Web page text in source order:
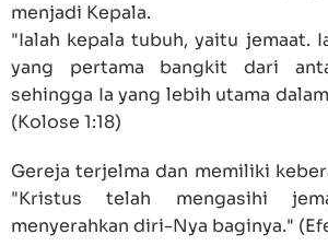
menjadi Kepala.
"Ialah kepala tubuh, yaitu jemaat.
yang pertama bangkit dari
sehingga Ia yang lebih utama
(Kolose 1:18)
Gereja terjelma dan memiliki
"Kristus telah mengasihi
menyerahkan diri-Nya baginya." (